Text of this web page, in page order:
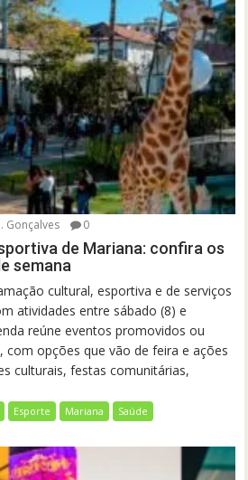
Gonçalves 0
de Mariana: confira os
semana
cultural, esportiva e de serviços
atividades entre sábado (8) e
reúne eventos promovidos ou
com opções que vão de feira e ações
culturais, festas comunitárias,
Esporte Mariana Saúde